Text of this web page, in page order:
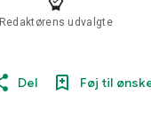
Redaktørens udvalgte
Del Føj til